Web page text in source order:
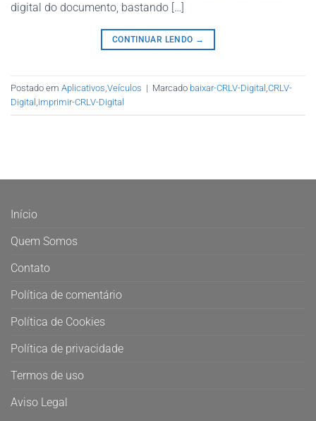
digital do documento, bastando […]
CONTINUAR LENDO →
Postado em Aplicativos Veículos | Marcado baixar-CRLV-Digital CRLV-
Digital imprimir-CRLV-Digital
Início
Quem Somos
Contato
Política de comentário
Política de Cookies
Política de privacidade
Termos de uso
Aviso Legal